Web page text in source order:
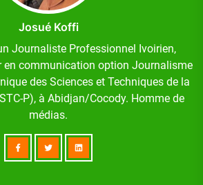
Josué Koffi
Journaliste Professionnel Ivoirien,
en communication option Journalisme
des Sciences et Techniques de la
P), à Abidjan/Cocody. Homme de
médias.